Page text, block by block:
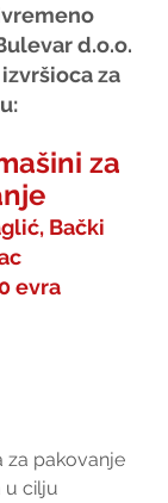
d.o.o.
za
za
Bački
evra
za pakovanje